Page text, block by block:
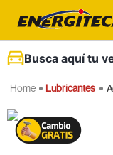
Busca aquí tu
Lubricantes